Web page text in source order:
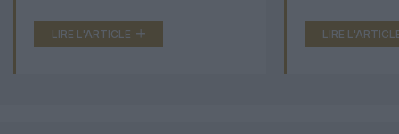
LIRE L'ARTICLE LIRE